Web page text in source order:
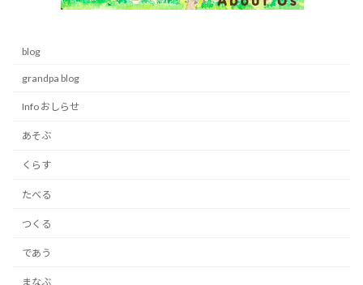
blog
grandpa blog
Info おしらせ
あそぶ
くらす
たべる
つくる
であう
まなぶ